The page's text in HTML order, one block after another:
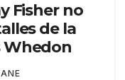
Fisher no
de la
Whedon